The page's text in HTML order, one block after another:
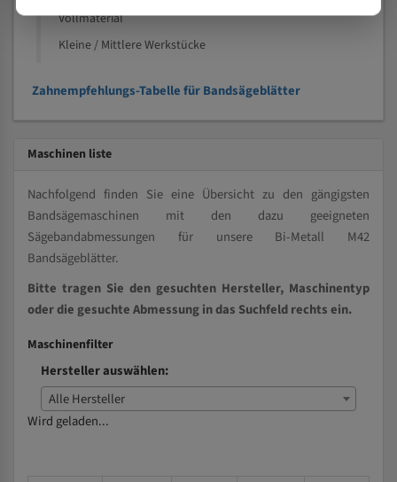
Vollmaterial
Kleine / Mittlere Werkstücke
Zahnempfehlungs-Tabelle für Bandsägeblätter
Maschinen liste
Nachfolgend finden Sie eine Übersicht zu den gängigsten
Bandsägemaschinen mit den dazu geeigneten
Sägebandabmessungen für unsere Bi-Metall M42
Bandsägeblätter.
Bitte tragen Sie den gesuchten Hersteller, Maschinentyp
oder die gesuchte Abmessung in das Suchfeld rechts ein.
Maschinenfilter
Hersteller auswählen:
Alle Hersteller
Wird geladen...